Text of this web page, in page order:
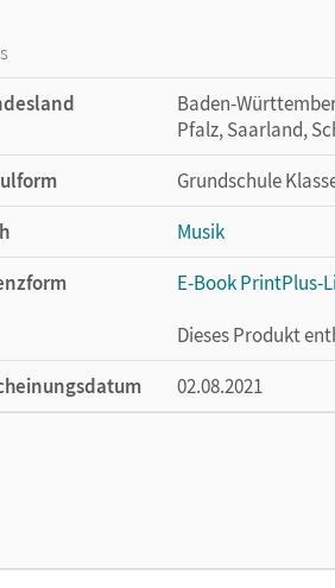
Baden-
Pfalz, Saarland,
Grundschule
Musik
E-Book PrintPlus-
Dieses Produkt
02.08.2021
Die
in
Brassel, Ulrich